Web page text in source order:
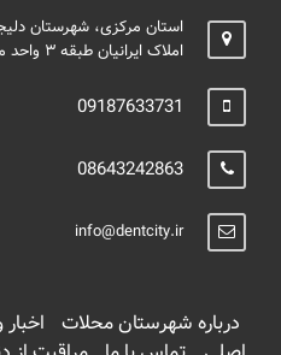
استان مرکزی، شهرستان
املاک ایرانیان طبقه ۳ واحد مجاور مطب دکتر جلالی
09187633731
08643242863
info@dentcity.ir
درباره شهرستان محلات